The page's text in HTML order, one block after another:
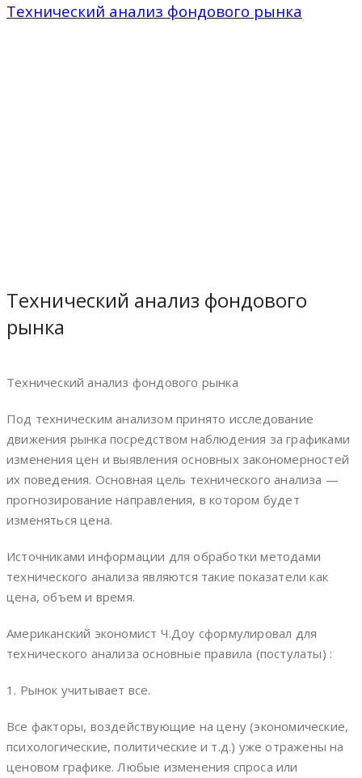
Технический анализ фондового рынка
Технический анализ фондового
рынка
Технический анализ фондового рынка
Под техническим анализом принято исследование
движения рынка посредством наблюдения за графиками
изменения цен и выявления основных закономерностей
их поведения. Основная цель технического анализа —
прогнозирование направления, в котором будет
изменяться цена.
Источниками информации для обработки методами
технического анализа являются такие показатели как
цена, объем и время.
Американский экономист Ч.Доу сформулировал для
технического анализа основные правила (постулаты) :
1. Рынок учитывает все.
Все факторы, воздействующие на цену (экономические,
психологические, политические и т.д.) уже отражены на
ценовом графике. Любые изменения спроса или